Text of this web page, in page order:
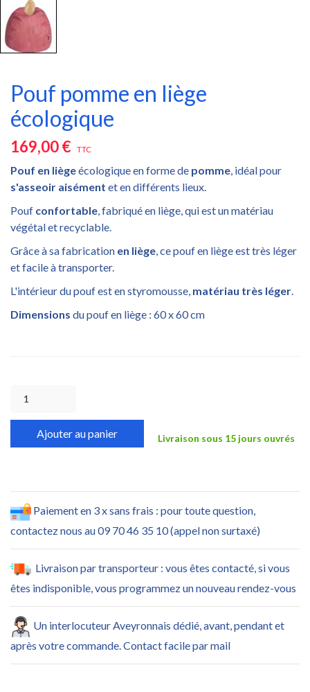
Pouf pomme en liège
écologique
169,00 € TTC
Pouf en liègeécologique en forme de pomme, idéal pour
s'asseoir aisément et en différents lieux.
Pouf confortable, fabriqué en liège, qui est un matériau
végétal et recyclable.
Grâce à sa fabrication en liège, ce pouf en liège est très léger
et facile à transporter.
L'intérieur du pouf est en styromousse, matériau très léger.
Dimensions du pouf en liège : 60 x 60 cm
Ajouter au panier Livraison sous 15 jours ouvrés
Paiement en 3 x sans frais : pour toute question,
contactez nous au 09 70 46 35 10 (appel non surtaxé)
Livraison par transporteur : vous êtes contacté, si vous
êtes indisponible, vous programmez un nouveau rendez-vous
Un interlocuteur Aveyronnais dédié, avant, pendant et
après votre commande. Contact facile par mail